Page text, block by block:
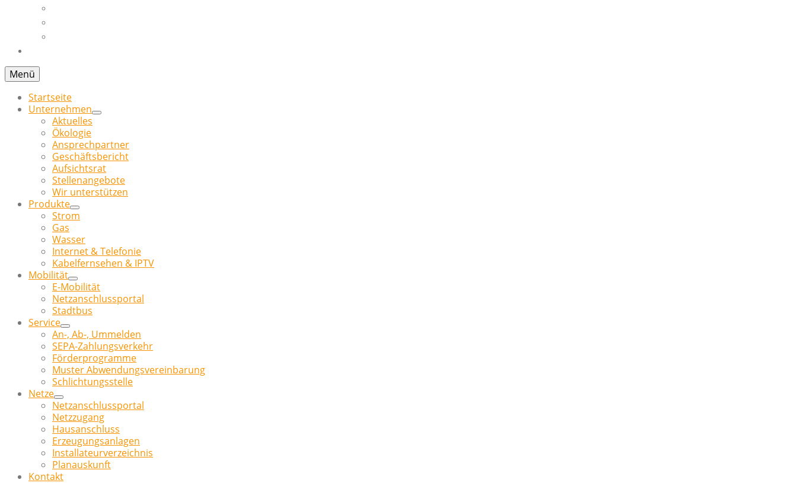
Menü
Startseite
Unternehmen
Aktuelles
Ökologie
Ansprechpartner
Geschäftsbericht
Aufsichtsrat
Stellenangebote
Wir unterstützen
Produkte
Strom
Gas
Wasser
Internet & Telefonie
Kabelfernsehen & IPTV
Mobilität
E-Mobilität
Netzanschlussportal
Stadtbus
Service
An-, Ab-, Ummelden
SEPA-Zahlungsverkehr
Förderprogramme
Muster Abwendungsvereinbarung
Schlichtungsstelle
Netze
Netzanschlussportal
Netzzugang
Hausanschluss
Erzeugungsanlagen
Installateurverzeichnis
Planauskunft
Kontakt